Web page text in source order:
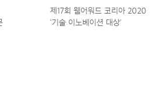
제17회 웹어워드 코리아 2020
‘기술 이노베이션 대상’